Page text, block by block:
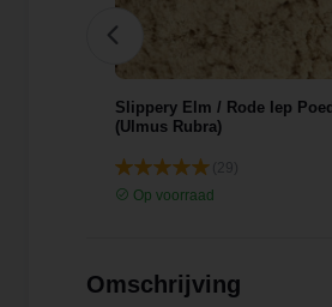
Slippery Elm / Rode Iep
(Ulmus Rubra)
Op voorraad
Omschrijving